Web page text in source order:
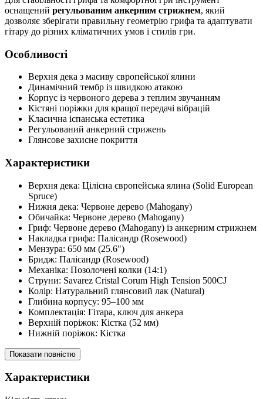
оснащений регульованим анкерним стрижнем, який
дозволяє зберігати правильну геометрію грифа та адаптувати
гітару до різних кліматичних умов і стилів гри.
Особливості
Верхня дека з масиву європейської ялини
Динамічний тембр із швидкою атакою
Корпус із червоного дерева з теплим звучанням
Кістяні поріжки для кращої передачі вібрацій
Класична іспанська естетика
Регульований анкерний стрижень
Глянсове захисне покриття
Характеристики
Верхня дека: Цілісна європейська ялина (Solid European
Spruce)
Нижня дека: Червоне дерево (Mahogany)
Обичайка: Червоне дерево (Mahogany)
Гриф: Червоне дерево (Mahogany) із анкерним стрижнем
Накладка грифа: Палісандр (Rosewood)
Мензура: 650 мм (25.6")
Бридж: Палісандр (Rosewood)
Механіка: Позолочені колки (14:1)
Струни: Savarez Cristal Corum High Tension 500CJ
Колір: Натуральний глянсовий лак (Natural)
Глибина корпусу: 95–100 мм
Комплектація: Гітара, ключ для анкера
Верхній поріжок: Кістка (52 мм)
Нижній поріжок: Кістка
Показати повністю
Характеристики